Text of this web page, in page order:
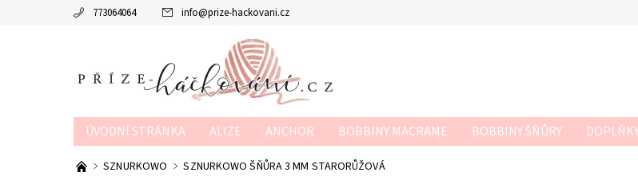
773064064 info@prize-hackovani.cz
ÚVODNÍ STRÁNKA ALIZE ANCHOR BOBBINY MACRAME BOBBINY ŠŇŮRY
MTP
NAKO POUKAZY SCHACHENMAYR
SZNURKOWO SZNURKOWO ŠŇŮRA 3 MM STARORŮŽOVÁ